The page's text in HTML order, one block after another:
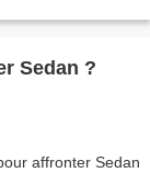
Sedan ?